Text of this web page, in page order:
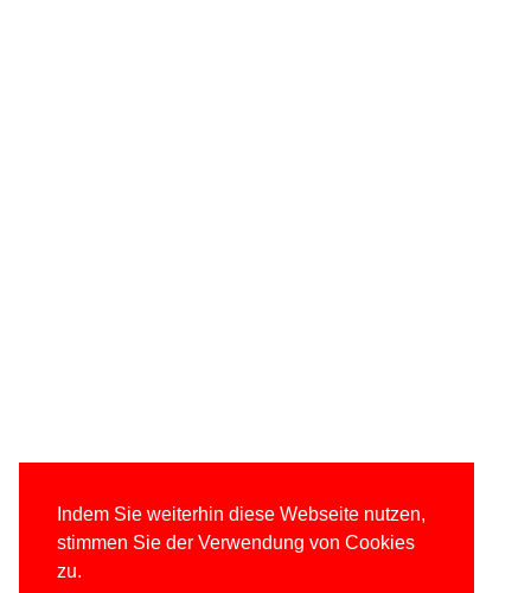
Indem Sie weiterhin diese Webseite nutzen,
stimmen Sie der Verwendung von Cookies
zu.